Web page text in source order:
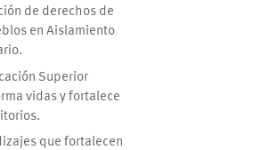
de derechos de
en Aislamiento
Superior
vidas y fortalece
que fortalecen